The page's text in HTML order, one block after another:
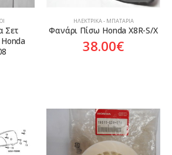
Σετ
ΗΛΕΚΤΡΙΚΆ - ΜΠΑΤΑΡΊΑ
Φανάρι Πίσω Honda X8R-S/X
38.00€